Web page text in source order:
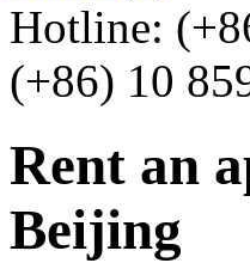
Hotline:
(+86) 10
Rent an
Beijing